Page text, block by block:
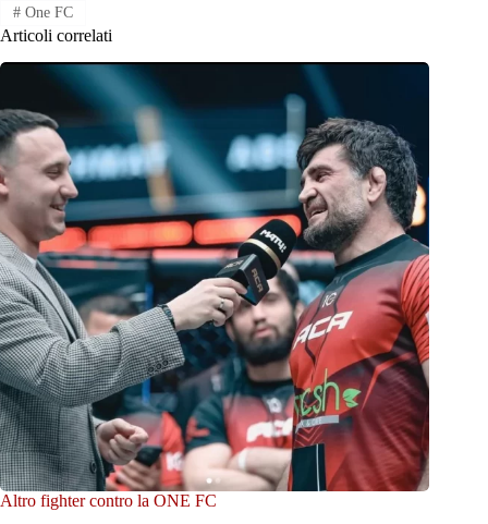
#One FC
Articoli correlati
Altro fighter contro la ONE FC